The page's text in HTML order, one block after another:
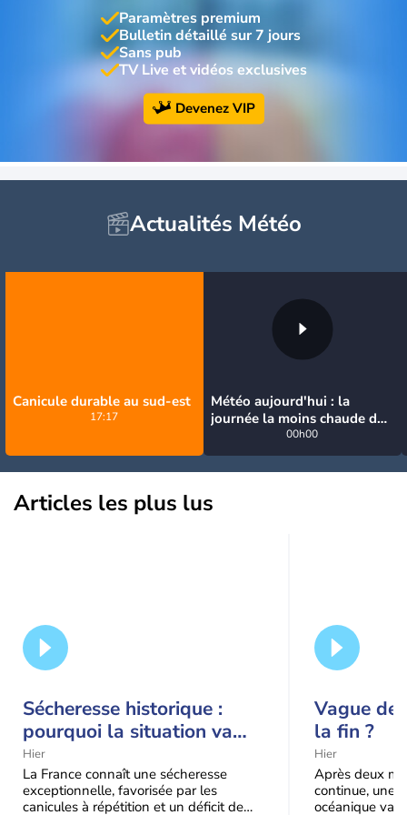
Paramètres premium
Bulletin détaillé sur 7 jours
Sans pub
TV Live et vidéos exclusives
Devenez VIP
Actualités Météo
Canicule durable au sud-est
17:17
Météo aujourd'hui : la
journée la moins chaude de
la semaine, excepté près de
la Méditerranée
00h00
Articles les plus lus
Sécheresse historique :
pourquoi la situation va
encore s'aggraver jusqu'à
la mi-août
Hier
La France connaît une sécheresse
exceptionnelle, favorisée par les
canicules à répétition et un déficit de
Vague de
la fin ?
Hier
Après deux
continue, une
océanique va